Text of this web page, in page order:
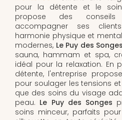
pour la détente et le
propose des conseils
accompagner ses
harmonie physique et
modernes, Le Puy des Songes
sauna, hammam et spa,
idéal pour la relaxation. En
détente, l'entreprise
pour soulager les tensions
que des soins du visage
peau. Le Puy des Songes
soins minceur, parfaits